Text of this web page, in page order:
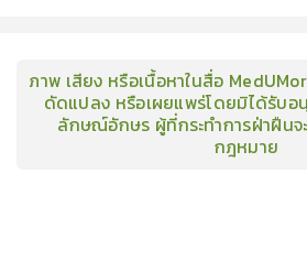
ภาพ เสียง หรือเนื้อหาในสื่อ
ดัดแปลง หรือเผยแพร่โดยมิได้รับอ
ลักษณ์อักษร ผู้ที่กระทำการฝ่าฝืน
กฎหมาย